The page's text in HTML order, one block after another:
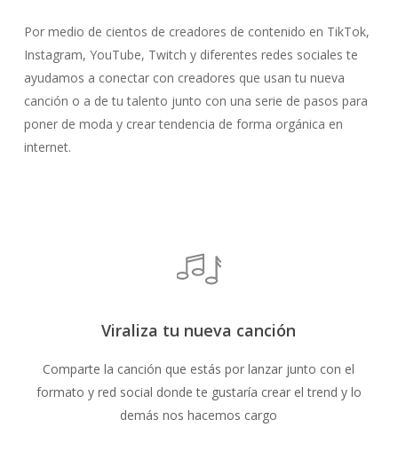
Por medio de cientos de creadores de contenido en TikTok,
Instagram, YouTube, Twitch y diferentes redes sociales te
ayudamos a conectar con creadores que usan tu nueva
canción o a de tu talento junto con una serie de pasos para
poner de moda y crear tendencia de forma orgánica en
internet.
Viraliza tu nueva canción
Comparte la canción que estás por lanzar junto con el
formato y red social donde te gustaría crear el trend y lo
demás nos hacemos cargo